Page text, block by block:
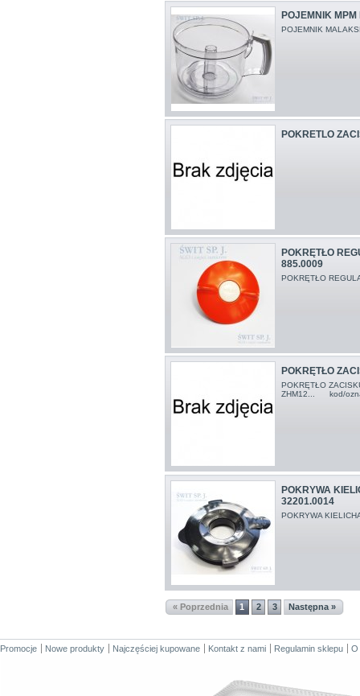
POJEMNIK
POJEMNIK
POKRETLO
POKRĘTŁO
885.0009
POKRĘTŁO
POKRĘTŁO
POKRĘTŁO
ZHM12... kod/
POKRYWA
32201.0014
POKRYWA
« Poprzednia 1 2 3 Następna »
Promocje Nowe produkty Najczęściej kupowane Kontakt z nami Regulamin sklepu O